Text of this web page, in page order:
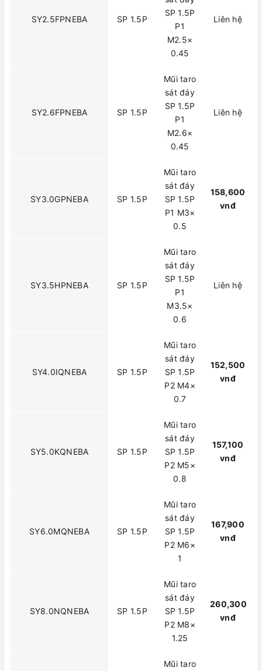
SY2.5FPNEBA SP 1.5P
SP 1.5P
P1
M2.5×
0.45
Liên hệ
SY2.6FPNEBA SP 1.5P
Mũi taro
sát đáy
SP 1.5P
P1
M2.6×
0.45
Liên hệ
SY3.0GPNEBA SP 1.5P
Mũi taro
sát đáy
SP 1.5P
P1 M3×
0.5
158,600
vnđ
SY3.5HPNEBA SP 1.5P
Mũi taro
sát đáy
SP 1.5P
P1
M3.5×
0.6
Liên hệ
SY4.0IQNEBA SP 1.5P
Mũi taro
sát đáy
SP 1.5P
P2 M4×
0.7
152,500
vnđ
SY5.0KQNEBA SP 1.5P
Mũi taro
sát đáy
SP 1.5P
P2 M5×
0.8
157,100
vnđ
SY6.0MQNEBA SP 1.5P
Mũi taro
sát đáy
SP 1.5P
P2 M6×
1
167,900
vnđ
SY8.0NQNEBA SP 1.5P
Mũi taro
sát đáy
SP 1.5P
P2 M8×
1.25
260,300
vnđ
Mũi taro